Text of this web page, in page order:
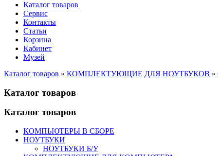
Каталог товаров
Сервис
Контакты
Статьи
Корзина
Кабинет
Музей
Каталог товаров » КОМПЛЕКТУЮЩИЕ ДЛЯ НОУТБУКОВ »
Каталог товаров
Каталог товаров
КОМПЬЮТЕРЫ В СБОРЕ
НОУТБУКИ
НОУТБУКИ Б/У